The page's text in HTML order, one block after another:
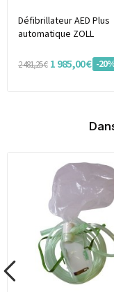
Défibrillateur AED Plus
automatique ZOLL
2 481,25 € 1 985,00 € -